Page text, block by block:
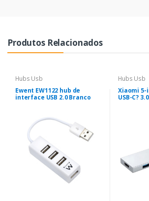
Produtos Relacionados
Hubs Usb
Ewent EW1122 hub de
interface USB 2.0 Branco
Hubs Usb
Xiaomi 5-
USB-C?